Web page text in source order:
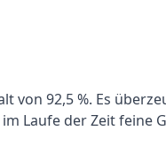
92,5 %. Es
Laufe der Zeit